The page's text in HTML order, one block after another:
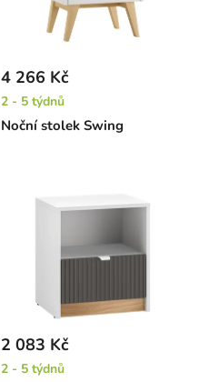
Noční stolek Swing
4 266 Kč
2 - 5 týdnů
2 083 Kč
2 - 5 týdnů